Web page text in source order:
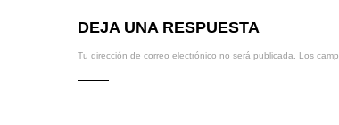
DEJA UNA RESPUESTA
Tu dirección de correo electrónico no será publicada. Los